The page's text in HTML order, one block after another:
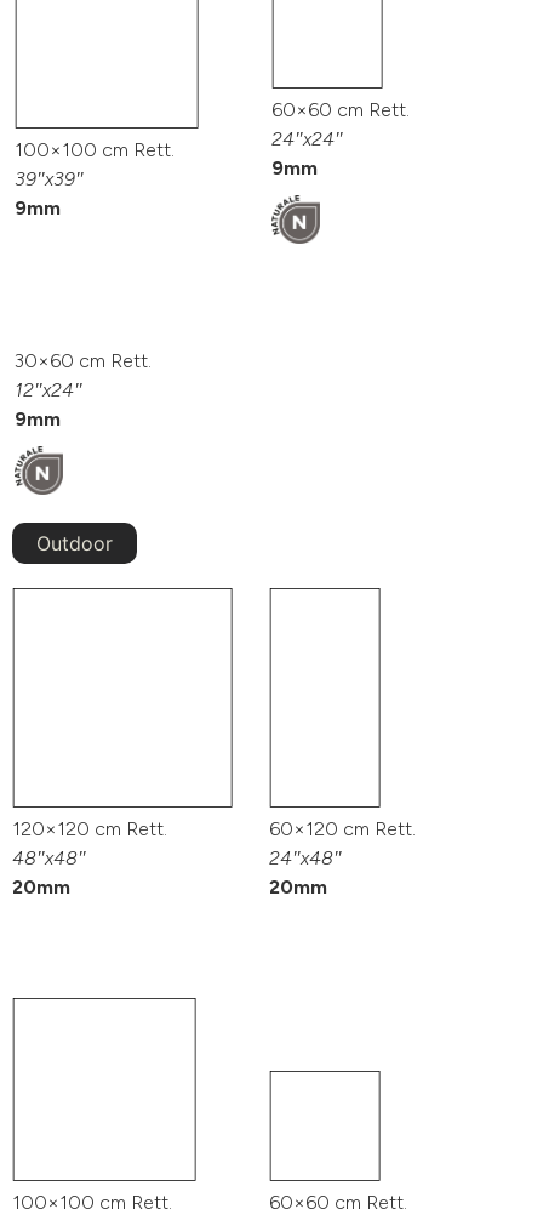
100×100 cm Rett.
39″x39″
9mm
60×60 cm Rett.
24″x24″
9mm
30×60 cm Rett.
12″x24″
9mm
Outdoor
120×120 cm Rett.
48″x48″
20mm
60×120 cm Rett.
24″x48″
20mm
100×100 cm Rett.
60×60 cm Rett.